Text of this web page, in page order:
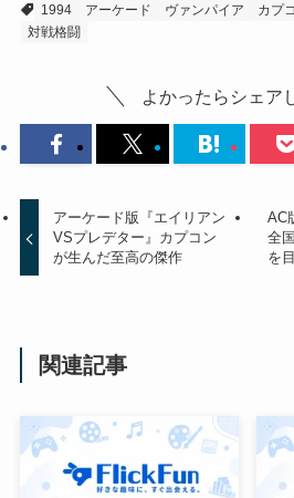
1994
アーケード ヴァンパイア カプ
対戦格闘
よかったらシェア
アーケード版『エイリアン
VSプレデター』カプコン
が生んだ至高の傑作
AC
全
を
関連記事